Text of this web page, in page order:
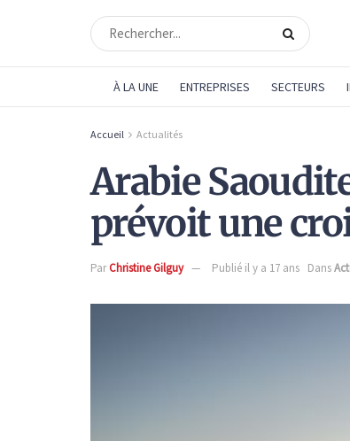
À LA UNE ENTREPRISES SECTEURS
Accueil Actualités
Arabie
prévoit une
ParChristine Gilguy Publié il y a 17 ans Dans